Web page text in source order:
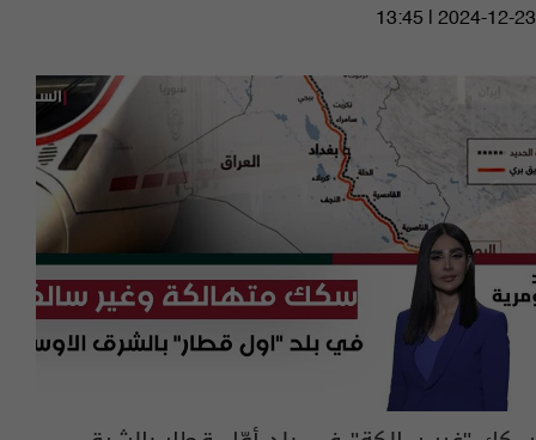
13:45 | 2024-12-23